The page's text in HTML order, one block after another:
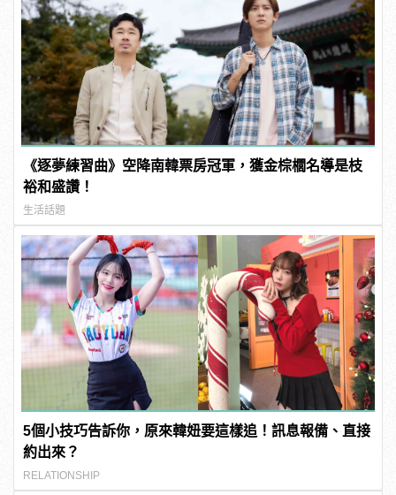
《逐夢練習曲》空降南韓票房冠軍，獲金棕櫚名導是枝
裕和盛讚！
生活話題
5個小技巧告訴你，原來韓妞要這樣追！訊息報備、直接
約出來？
RELATIONSHIP